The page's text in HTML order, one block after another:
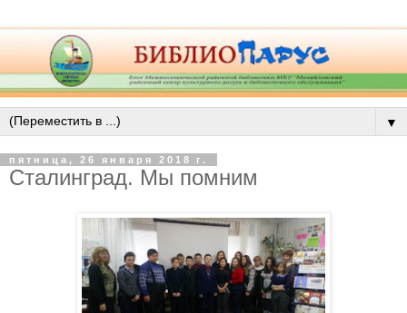
▼
пятница, 26 января 2018 г.
Сталинград. Мы помним